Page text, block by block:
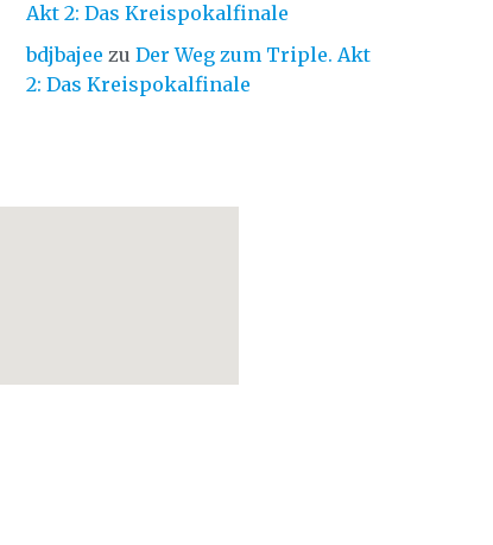
Akt 2: Das Kreispokalfinale
bdjbajee zu Der Weg zum Triple. Akt
2: Das Kreispokalfinale